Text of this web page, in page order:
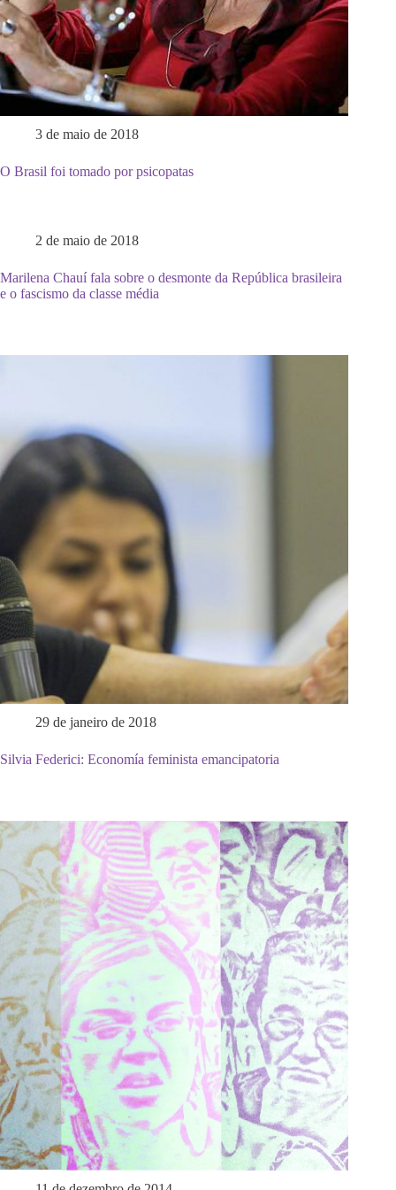
3 de maio de 2018
O Brasil foi tomado por psicopatas
2 de maio de 2018
Marilena Chauí fala sobre o desmonte da República brasileira
e o fascismo da classe média
29 de janeiro de 2018
Silvia Federici: Economía feminista emancipatoria